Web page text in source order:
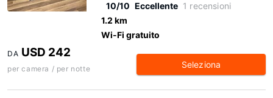
10/10 Eccellente 1 recensioni
1.2 km
Wi-Fi gratuito
DA USD 242
per camera / per notte Seleziona